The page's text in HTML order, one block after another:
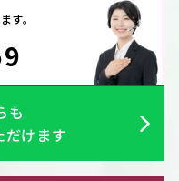
す。
も
だけます